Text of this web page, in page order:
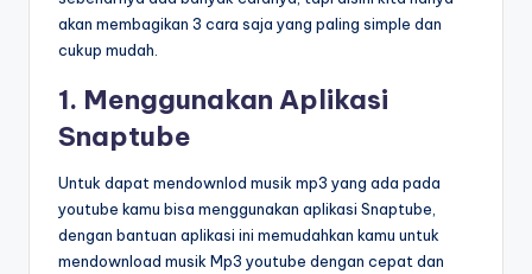
akan membagikan 3 cara saja yang paling simple dan
cukup mudah.
1. Menggunakan Aplikasi
Snaptube
Untuk dapat mendownlod musik mp3 yang ada pada
youtube kamu bisa menggunakan aplikasi Snaptube,
dengan bantuan aplikasi ini memudahkan kamu untuk
mendownload musik Mp3 youtube dengan cepat dan